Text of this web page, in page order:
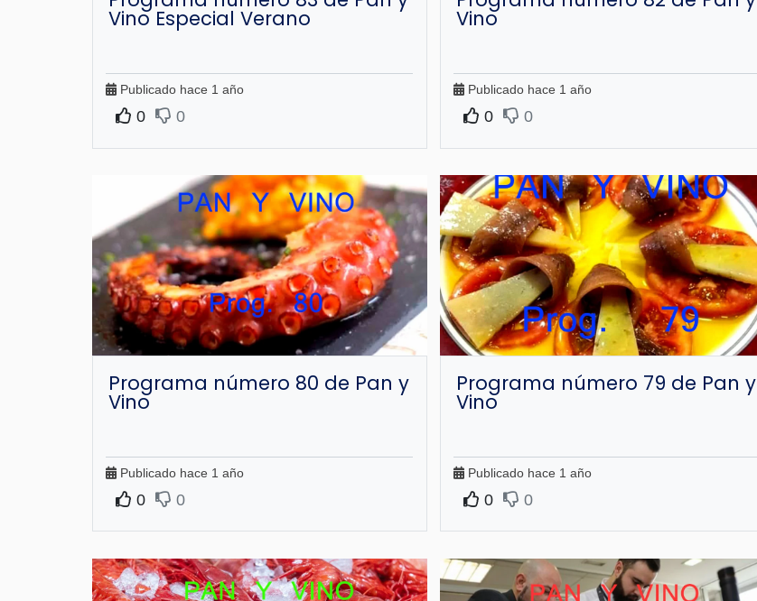
Vino Especial Verano
Publicado hace 1 año
0 0
Vino
Publicado hace 1 año
0 0
Programa número 80 de Pan y
Vino
Publicado hace 1 año
0 0
Programa número 79 de Pan y
Vino
Publicado hace 1 año
0 0